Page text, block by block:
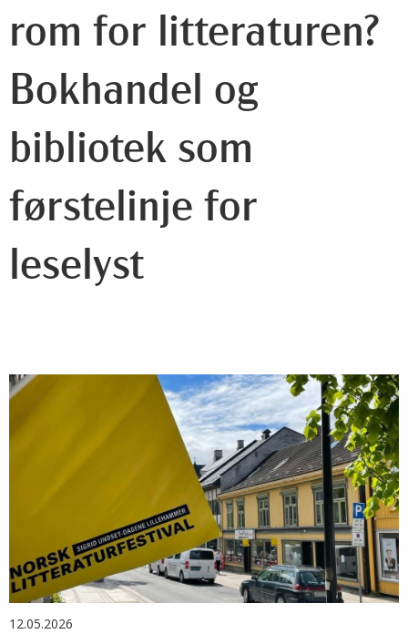
rom for litteraturen?
Bokhandel og
bibliotek som
førstelinje for
leselyst
12.05.2026